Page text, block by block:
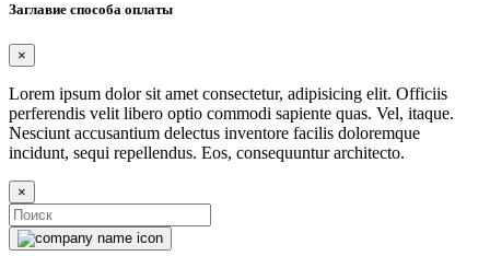
Заглавие способа оплаты
×
Lorem ipsum dolor sit amet consectetur, adipisicing elit. Officiis
perferendis velit libero optio commodi sapiente quas. Vel, itaque.
Nesciunt accusantium delectus inventore facilis doloremque
incidunt, sequi repellendus. Eos, consequuntur architecto.
×